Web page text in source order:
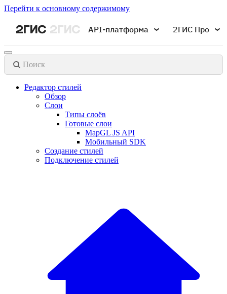
Перейти к основному содержимому
API-платформа 2ГИС Про
Поиск
Редактор стилей
Обзор
Слои
Типы слоёв
Готовые слои
MapGL JS API
Мобильный SDK
Создание стилей
Подключение стилей